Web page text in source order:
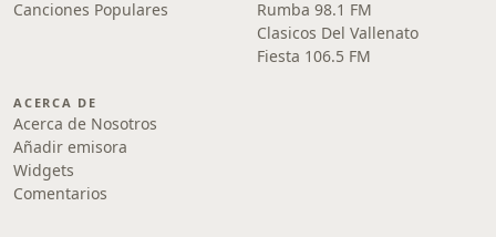
Canciones Populares
Rumba 98.1 FM
Clasicos Del Vallenato
Fiesta 106.5 FM
ACERCA DE
Acerca de Nosotros
Añadir emisora
Widgets
Comentarios